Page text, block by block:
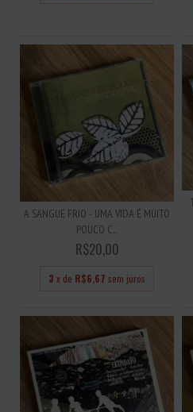
A SANGUE FRIO - UMA VIDA É MUITO
POUCO C...
R$20,00
3 x de R$6,67 sem juros